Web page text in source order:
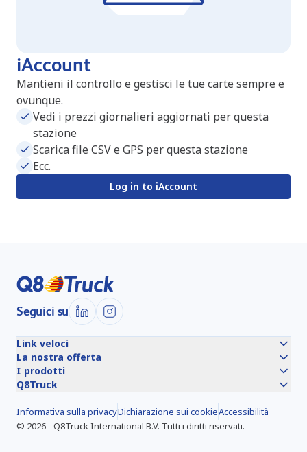
iAccount
Mantieni il controllo e gestisci le tue carte sempre e
ovunque.
Vedi i prezzi giornalieri aggiornati per questa
stazione
Scarica file CSV e GPS per questa stazione
Ecc.
Log in to iAccount
Seguici su
Link veloci
La nostra offerta
I prodotti
Q8Truck
Informativa sulla privacyDichiarazione sui cookieAccessibilità
© 2026 - Q8Truck International B.V. Tutti i diritti riservati.